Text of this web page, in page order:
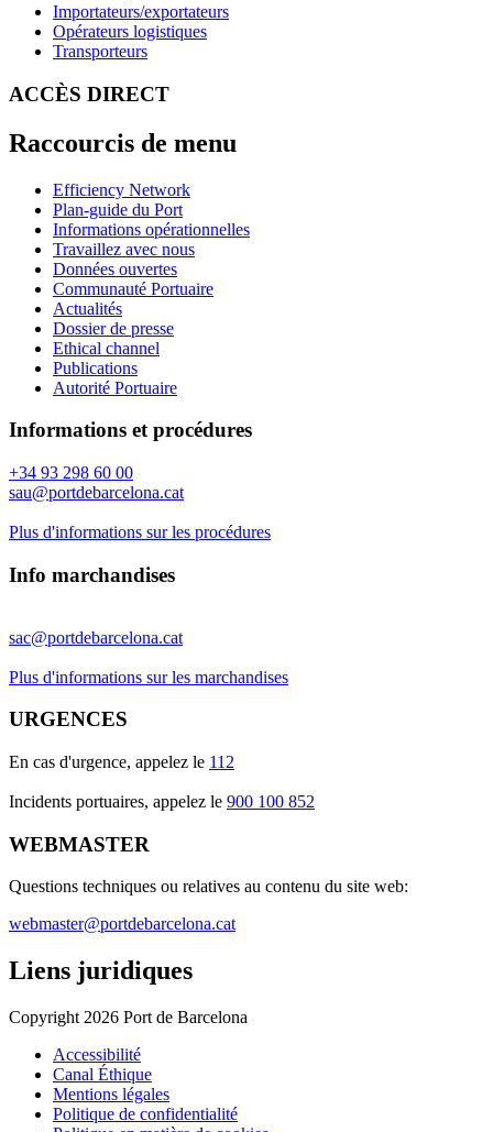
Importateurs/exportateurs
Opérateurs logistiques
Transporteurs
ACCÈS DIRECT
Raccourcis de menu
Efficiency Network
Plan-guide du Port
Informations opérationnelles
Travaillez avec nous
Données ouvertes
Communauté Portuaire
Actualités
Dossier de presse
Ethical channel
Publications
Autorité Portuaire
Informations et procédures
+34 93 298 60 00
sau@portdebarcelona.cat
Plus d'informations sur les procédures
Info marchandises
sac@portdebarcelona.cat
Plus d'informations sur les marchandises
URGENCES
En cas d'urgence, appelez le 112
Incidents portuaires, appelez le 900 100 852
WEBMASTER
Questions techniques ou relatives au contenu du site web:
webmaster@portdebarcelona.cat
Liens juridiques
Copyright 2026 Port de Barcelona
Accessibilité
Canal Éthique
Mentions légales
Politique de confidentialité